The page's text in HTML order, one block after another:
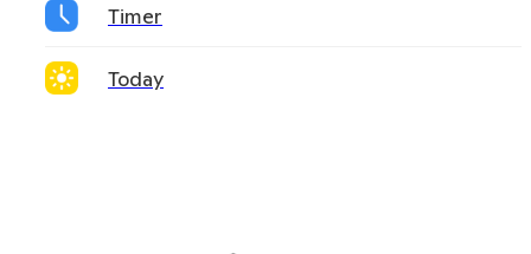
Timer
Today